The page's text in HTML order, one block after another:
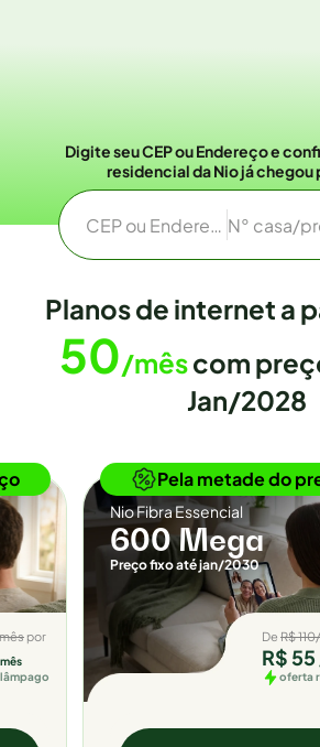
Digite seu CEP ou Endereço e
residencial da Nio já chegou
CEP ou EndereçoN° casa/
Planos de internet a
50/mêscom
Jan/2028
por
Novidade
Nio Fibra Essencial
600 Mega
Preço fixo até jan/2030
De R$
R$ 55
oferta
Pela metade do